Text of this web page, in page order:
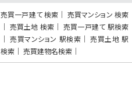
4ＬＤＫ
熊本電気鉄道 須屋 徒歩7
分
売買一戸建て 検索
売買マンション 検索
売買土地 検索
売買一戸建て 駅検索
売買マンション 駅検索
売買土地 駅
検索
売買建物名検索